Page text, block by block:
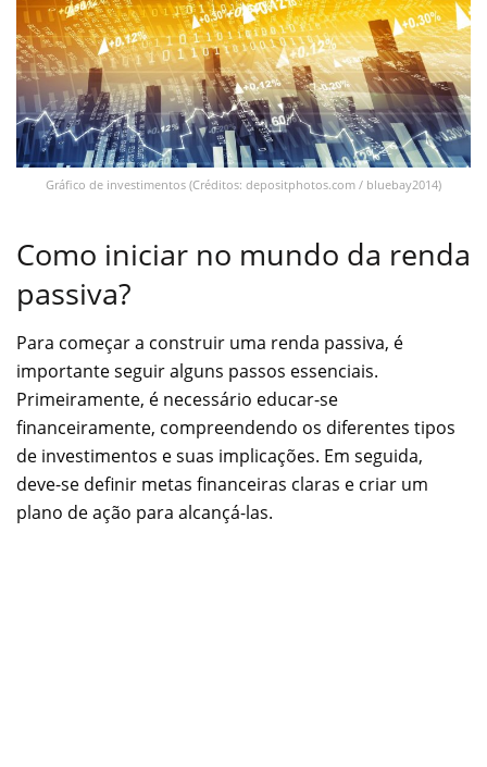
Gráfico de investimentos (Créditos: depositphotos.com / bluebay2014)
Como iniciar no mundo da renda
passiva?
Para começar a construir uma renda passiva, é
importante seguir alguns passos essenciais.
Primeiramente, é necessário educar-se
financeiramente, compreendendo os diferentes tipos
de investimentos e suas implicações. Em seguida,
deve-se definir metas financeiras claras e criar um
plano de ação para alcançá-las.